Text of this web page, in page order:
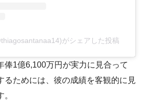
がシェアした投稿
俸1億6,100万円が実力に見合って
るためには、彼の成績を客観的に見